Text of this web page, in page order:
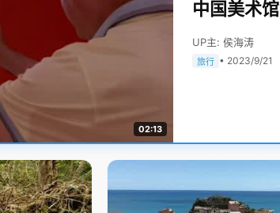
02:13
中国美术馆
UP主: 侯海涛
旅行 • 2023/9/21